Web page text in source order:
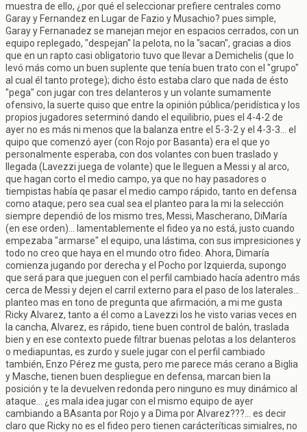
muestra de ello, ¿por qué el seleccionar prefiere centrales como
Garay y Fernandez en Lugar de Fazio y Musachio? pues simple,
Garay y Fernanadez se manejan mejor en espacios cerrados, con un
equipo replegado, "despejan" la pelota, no la "sacan", gracias a dios
que en un rapto casi obligatorio tuvo que llevar a Demichelis (que lo
levó más como un buen suplente que tenía buen trato con el "grupo"
al cual él tanto protege); dicho ésto estaba claro que nada de ésto
"pega" con jugar con tres delanteros y un volante sumamente
ofensivo, la suerte quiso que entre la opinión pública/peridística y los
propios jugadores seterminó dando el equilibrio, pues el 4-4-2 de
ayer no es más ni menos que la balanza entre el 5-3-2 y el 4-3-3... el
quipo que comenzó ayer (con Rojo por Basanta) era el que yo
personalmente esperaba, con dos volantes con buen traslado y
llegada (Lavezzi juega de volante) que le lleguen a Messi y al arco,
que hagan corto el medio campo, ya que no hay pasadores o
tiempistas había qe pasar el medio campo rápido, tanto en defensa
como ataque; pero sea cual sea el planteo para la mi la selección
siempre dependió de los mismo tres, Messi, Mascherano, DiMaría
(en ese orden)... lamentablemente el fideo ya no está, justo cuando
empezaba "armarse" el equipo, una lástima, con sus impresiciones y
todo no creo que haya en el mundo otro fideo. Ahora, Dimaría
comienza jugando por derecha y el Pocho por Izquierda, supongo
que será para que jueguen con el perfil cambiado hacía adentro más
cerca de Messi y dejen el carril externo para el paso de los laterales...
planteo mas en tono de pregunta que afirmación, a mi me gusta
Ricky Alvarez, tanto a él como a Lavezzi los he visto varias veces en
la cancha, Alvarez, es rápido, tiene buen control de balón, traslada
bien y en ese contexto puede filtrar buenas pelotas a los delanteros
o mediapuntas, es zurdo y suele jugar con el perfil cambiado
también, Enzo Pérez me gusta, pero me parece más cerano a Biglia
y Masche, tienen buen despliegue en defensa, marcan bien la
posición y te la devuelven redonda pero ninguno es muy dinámico al
ataque... ¿es mala idea jugar con el mismo equipo de ayer
cambiando a BAsanta por Rojo y a Dima por Alvarez???... es decir
claro que Ricky no es el fideo pero tienen carácteríticas simialres, no